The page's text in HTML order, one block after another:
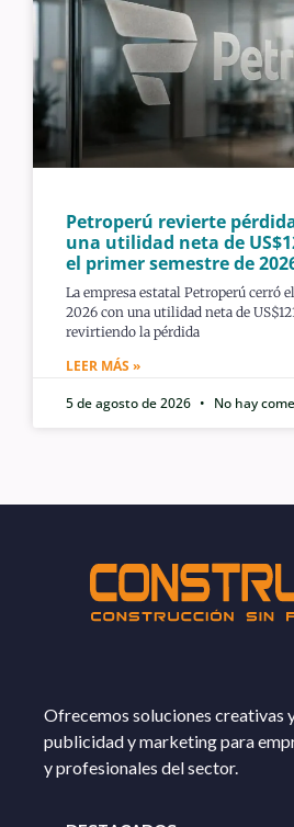
Petroperú revierte
una utilidad neta de
el primer semestre de
La empresa estatal Petroperú cerró
2026 con una utilidad neta de
revirtiendo la pérdida
LEER MÁS »
5 de agosto de 2026
No hay
Ofrecemos soluciones creativas
publicidad y marketing para
y profesionales del sector.